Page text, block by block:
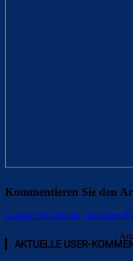
Kommentieren Sie den
Loggen Sie sich ein, um einen